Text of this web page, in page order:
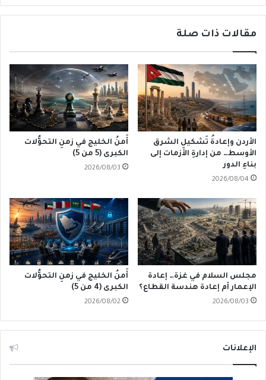
مقالات ذات صلة
الأردن وإعادةُ تَشكيلِ الشرق
الأوسط… من إدارةِ الأزمات إلى
بناءِ الدور
2026/08/04
أَمنُ الخليج في زمنِ التحوُّلات
الكبرى (5 من 5)
2026/08/03
مجلس السلام في غزة… إعادة
الإعمار أم إعادة هندسة القطاع؟
2026/08/03
أَمنُ الخليج في زمنِ التحوُّلات
الكبرى (4 من 5)
2026/08/02
الإعلانات